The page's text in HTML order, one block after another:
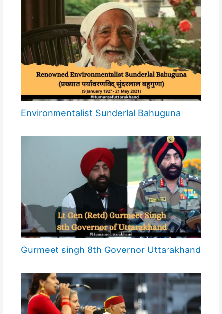
Environmentalist Sunderlal Bahuguna
Gurmeet singh 8th Governor Uttarakhand